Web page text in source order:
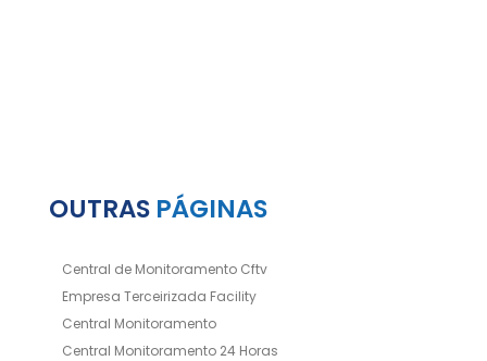
OUTRAS PÁGINAS
Central de Monitoramento Cftv
Empresa Terceirizada Facility
Central Monitoramento
Central Monitoramento 24 Horas